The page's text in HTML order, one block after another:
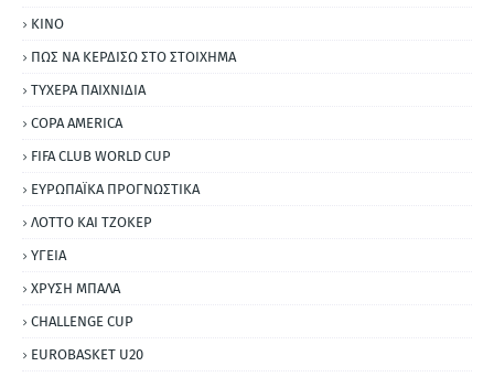
ΚΙΝΟ
ΠΩΣ ΝΑ ΚΕΡΔΙΣΩ ΣΤΟ ΣΤΟΙΧΗΜΑ
ΤΥΧΕΡΑ ΠΑΙΧΝΙΔΙΑ
COPA AMERICA
FIFA CLUB WORLD CUP
ΕΥΡΩΠΑΪΚΑ ΠΡΟΓΝΩΣΤΙΚΑ
ΛΟΤΤΟ ΚΑΙ ΤΖΟΚΕΡ
ΥΓΕΙΑ
ΧΡΥΣΗ ΜΠΑΛΑ
CHALLENGE CUP
EUROBASKET U20